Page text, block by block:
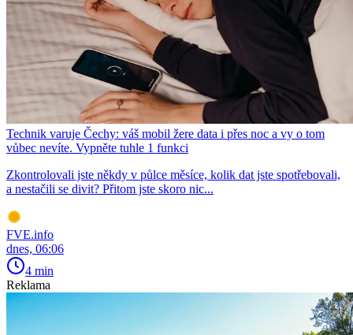
Technik varuje Čechy: váš mobil žere data i přes noc a vy o tom
vůbec nevíte. Vypněte tuhle 1 funkci
Zkontrolovali jste někdy v půlce měsíce, kolik dat jste spotřebovali,
a nestačili se divit? Přitom jste skoro nic...
FVE.info
dnes, 06:06
4 min
Reklama